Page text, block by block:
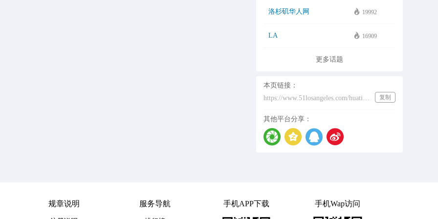
洛杉矶华人网 19992
LA 16909
更多话题
本页链接：
https://www.51losangeles.com/huati/%E5%A5%BD%E8%8E%B1%E5%9D%9E%E7%BC%96%E5%89%A7
复制
其他平台分享：
规章说明 服务导航 手机APP下载 手机Wap访问